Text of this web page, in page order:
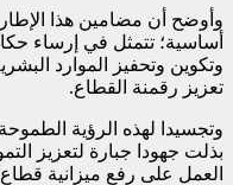
وأوضح أن مضامين هذا
أساسية؛ تتمثل في إرساء
وتكوين وتحفيز الموارد
تعزيز رقمنة القطاع.
وتجسيدا لهذه الرؤية
بذلت جهودا جبارة لتعزيز
العمل على رفع ميزانية